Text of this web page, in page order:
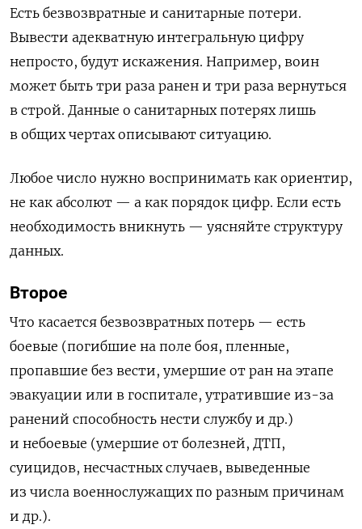
Есть безвозвратные и санитарные потери.
Вывести адекватную интегральную цифру
непросто, будут искажения. Например, воин
может быть три раза ранен и три раза вернуться
в строй. Данные о санитарных потерях лишь
в общих чертах описывают ситуацию.
Любое число нужно воспринимать как ориентир,
не как абсолют — а как порядок цифр. Если есть
необходимость вникнуть — уясняйте структуру
данных.
Второе
Что касается безвозвратных потерь — есть
боевые (погибшие на поле боя, пленные,
пропавшие без вести, умершие от ран на этапе
эвакуации или в госпитале, утратившие из-за
ранений способность нести службу и др.)
и небоевые (умершие от болезней, ДТП,
суицидов, несчастных случаев, выведенные
из числа военнослужащих по разным причинам
и др.).